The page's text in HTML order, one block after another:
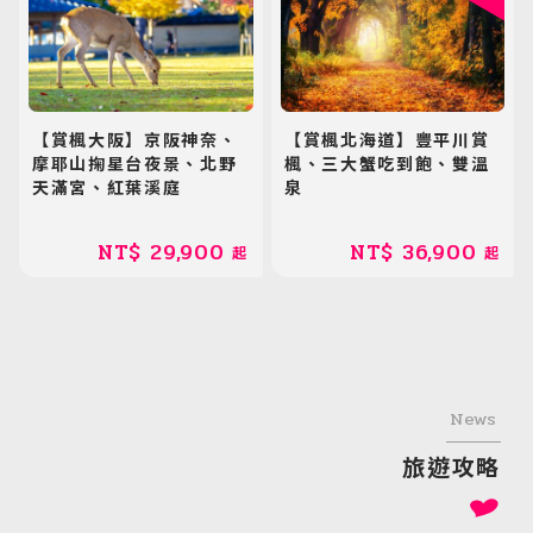
【賞楓大阪】京阪神奈、
摩耶山掬星台夜景、北野
天滿宮、紅葉溪庭
NT$ 29,900 起
【賞楓北海道】豐平川賞
楓、三大蟹吃到飽、雙溫
泉
NT$ 36,900 起
News
旅遊攻略